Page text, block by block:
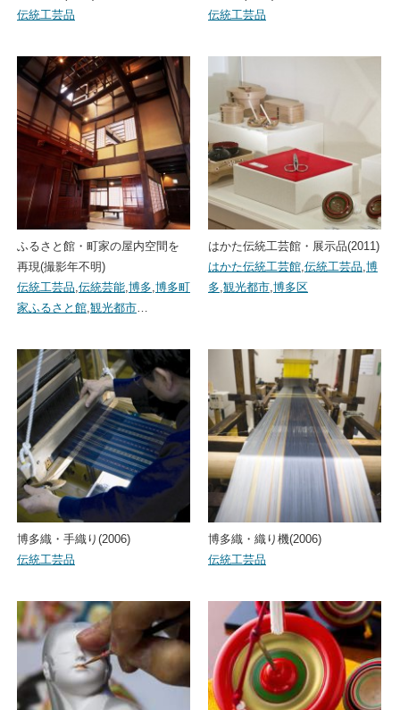
伝統工芸品
伝統工芸品
ふるさと館・町家の屋内空間を
再現(撮影年不明)
伝統工芸品,伝統芸能,博多,博多町
家ふるさと館,観光都市…
はかた伝統工芸館・展示品(2011)
はかた伝統工芸館,伝統工芸品,博
多,観光都市,博多区
博多織・手織り(2006)
伝統工芸品
博多織・織り機(2006)
伝統工芸品